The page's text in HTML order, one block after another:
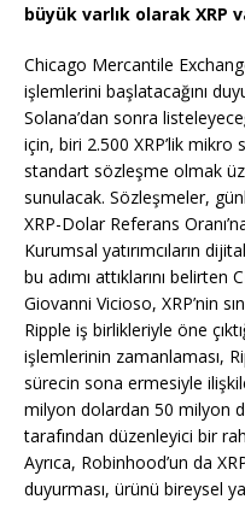
büyük varlık olarak XRP
Chicago Mercantile
işlemlerini başlatacağını
Solana’dan sonra
için, biri 2.500 XRP’lik mikro
standart sözleşme olmak
sunulacak. Sözleşmeler,
XRP-Dolar Referans
Kurumsal yatırımcıların
bu adımı attıklarını
Giovanni Vicioso, XRP’nin
Ripple iş birlikleriyle öne
işlemlerinin zamanlaması,
sürecin sona ermesiyle
milyon dolardan 50 milyon
tarafından düzenleyici bir
Ayrıca, Robinhood’un da
duyurması, ürünü bireysel